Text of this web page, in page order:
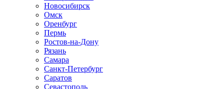
Новосибирск
Омск
Оренбург
Пермь
Ростов-на-Дону
Рязань
Самара
Санкт-Петербург
Саратов
Севастополь